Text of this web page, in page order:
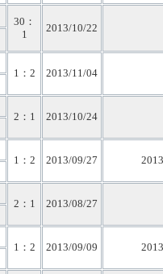
30：
1
2013/10/22
1：2
2013/11/04
2：1
2013/10/24
1：2
2013/09/27
2：1
2013/08/27
1：2
2013/09/09